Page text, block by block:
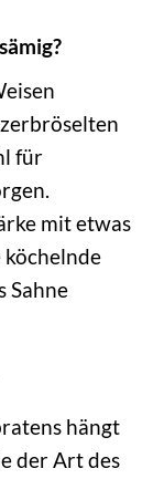
für
mit etwas
Sahne
hängt
der Art des